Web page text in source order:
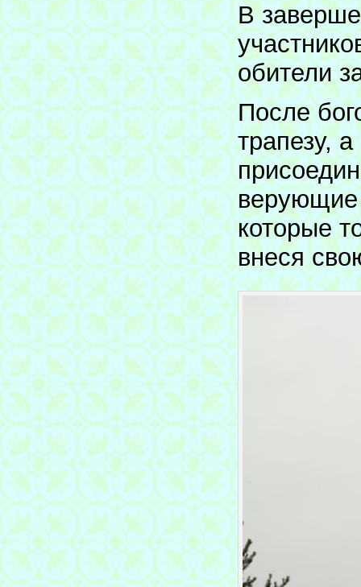
В
обители
После
трапезу,
верующие
которые
внеся